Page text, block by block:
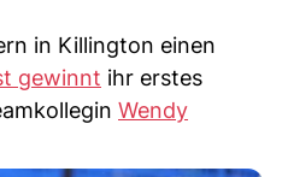
in Killington einen
gewinnt ihr erstes
Wendy